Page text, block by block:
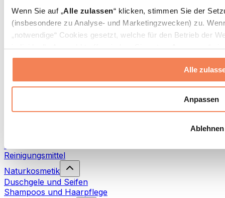
Wenn Sie auf „Alle zulassen“ klicken, stimmen Sie der
(insbesondere zu Analyse- und Marketingzwecken) zu.
„notwendige“ Cookies gesetzt, welche für den Betrieb der
individuelle Auswahl treffen, indem Sie unter „Anpassen“
erlauben“ klicken.
Weitere Informationen über die Verarbeitung Ihrer Daten
Datenschutzerklärung
Alle
Anpassen
Ablehnen
Zubehör nach Aktivität
Laufen
Kampfsport
Yoga & Pilates
Wandern
Rotlichttherapie
Waschmittel
Reinigungsmittel
Naturkosmetik
Duschgele und Seifen
Shampoos und Haarpflege